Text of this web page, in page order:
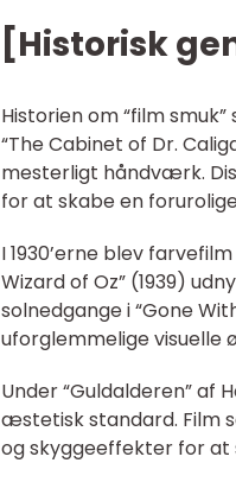
[Historisk
Historien om “film
“The Cabinet of Dr.
mesterligt håndværk.
for at skabe en
I 1930’erne blev
Wizard of Oz” (1939)
solnedgange i “Gone
uforglemmelige visuelle
Under “Guldalderen” af
æstetisk standard. Film
og skyggeeffekter for at